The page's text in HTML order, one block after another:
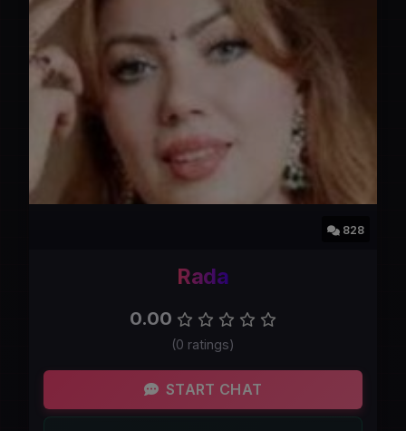
R
828
Rada
0.00
(0 ratings)
START CHAT